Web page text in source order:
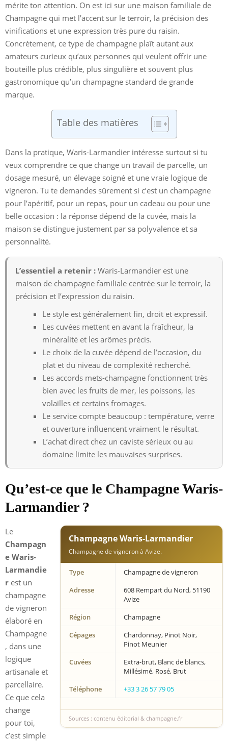
mérite ton attention. On est ici sur une maison familiale de
Champagne qui met l’accent sur le terroir, la précision des
vinifications et une expression très pure du raisin.
Concrètement, ce type de champagne plaît autant aux
amateurs curieux qu’aux personnes qui veulent offrir une
bouteille plus crédible, plus singulière et souvent plus
gastronomique qu’un champagne standard de grande
marque.
Table des matières
Dans la pratique, Waris-Larmandier intéresse surtout si tu
veux comprendre ce que change un travail de parcelle, un
dosage mesuré, un élevage soigné et une vraie logique de
vigneron. Tu te demandes sûrement si c’est un champagne
pour l’apéritif, pour un repas, pour un cadeau ou pour une
belle occasion : la réponse dépend de la cuvée, mais la
maison se distingue justement par sa polyvalence et sa
personnalité.
L’essentiel a retenir : Waris-Larmandier est une
maison de champagne familiale centrée sur le terroir, la
précision et l’expression du raisin.
Le style est généralement fin, droit et expressif.
Les cuvées mettent en avant la fraîcheur, la
minéralité et les arômes précis.
Le choix de la cuvée dépend de l’occasion, du
plat et du niveau de complexité recherché.
Les accords mets-champagne fonctionnent très
bien avec les fruits de mer, les poissons, les
volailles et certains fromages.
Le service compte beaucoup : température, verre
et ouverture influencent vraiment le résultat.
L’achat direct chez un caviste sérieux ou au
domaine limite les mauvaises surprises.
Qu’est-ce que le Champagne Waris-
Larmandier ?
Champagne Waris-Larmandier
Champagne de vigneron à Avize.
Type
Champagne de vigneron
Adresse
608 Rempart du Nord, 51190
Avize
Région
Champagne
Cépages
Chardonnay, Pinot Noir,
Pinot Meunier
Cuvées
Extra-brut, Blanc de blancs,
Millésimé, Rosé, Brut
Téléphone
+33 3 26 57 79 05
Sources : contenu éditorial & champagne.fr
Le
Champagn
e Waris-
Larmandie
r est un
champagne
de vigneron
élaboré en
Champagne
, dans une
logique
artisanale et
parcellaire.
Ce que cela
change
pour toi,
c’est simple